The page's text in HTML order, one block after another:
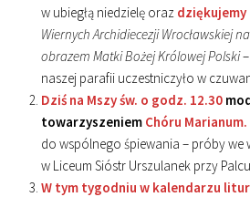
w ubiegłą niedzielę oraz dziękujemy
Wiernych Archidiecezji Wrocławskiej
obrazem Matki Bożej Królowej Polski–
naszej parafii uczestniczyło w
Dziś na Mszy św. o godz. 12.30
towarzyszeniem Chóru Marianum.
do wspólnego śpiewania – próby we
w Liceum Sióstr Urszulanek przy
W tym tygodniu w kalendarzu